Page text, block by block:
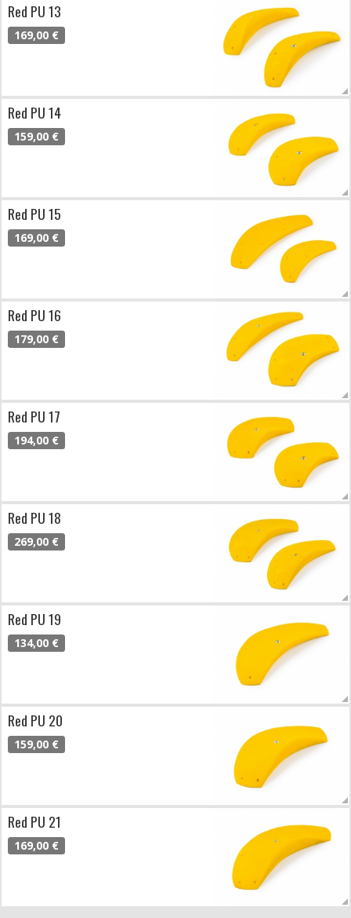
Red PU 13
169,00 €
Red PU 14
159,00 €
Red PU 15
169,00 €
Red PU 16
179,00 €
Red PU 17
194,00 €
Red PU 18
269,00 €
Red PU 19
134,00 €
Red PU 20
159,00 €
Red PU 21
169,00 €